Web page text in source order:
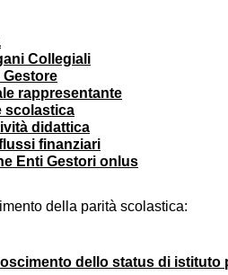
Collegiali
Gestore
rappresentante
scolastica
didattica
finanziari
Enti Gestori onlus
della parità scolastica:
dello status di istituto